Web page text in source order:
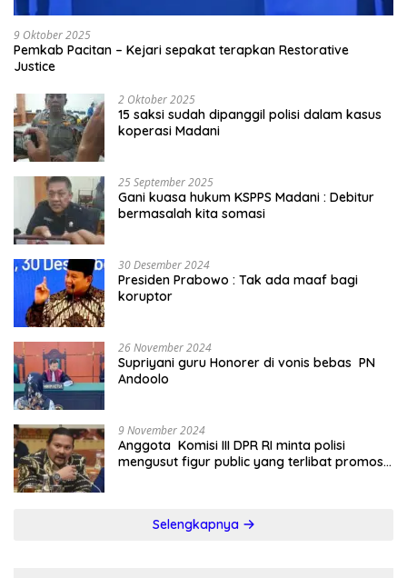
9 Oktober 2025
Pemkab Pacitan – Kejari sepakat terapkan Restorative
Justice
2 Oktober 2025
15 saksi sudah dipanggil polisi dalam kasus
koperasi Madani
25 September 2025
Gani kuasa hukum KSPPS Madani : Debitur
bermasalah kita somasi
30 Desember 2024
Presiden Prabowo : Tak ada maaf bagi
koruptor
26 November 2024
Supriyani guru Honorer di vonis bebas PN
Andoolo
9 November 2024
Anggota Komisi III DPR RI minta polisi
mengusut figur public yang terlibat promosi
Selengkapnya